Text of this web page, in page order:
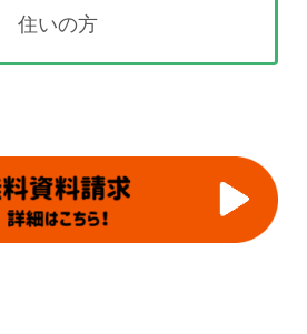
住いの方